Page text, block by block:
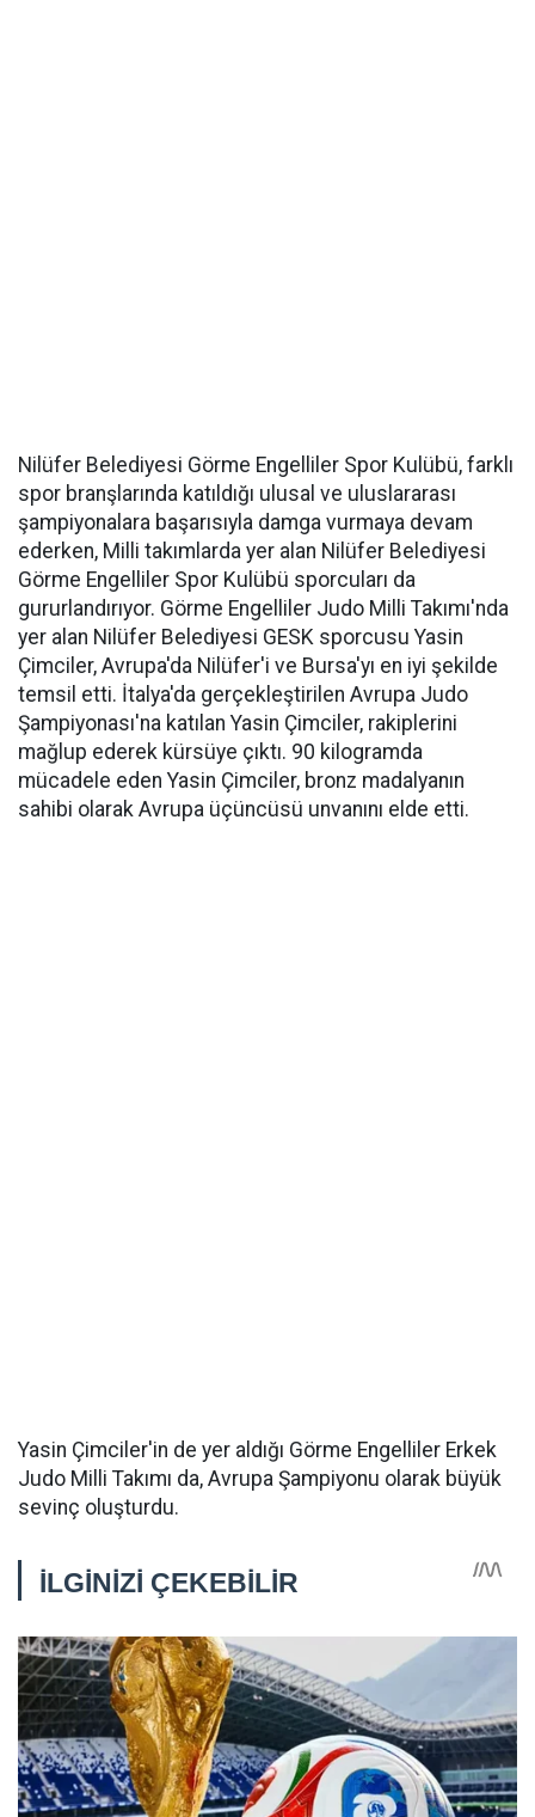
Nilüfer Belediyesi Görme Engelliler Spor Kulübü, farklı
spor branşlarında katıldığı ulusal ve uluslararası
şampiyonalara başarısıyla damga vurmaya devam
ederken, Milli takımlarda yer alan Nilüfer Belediyesi
Görme Engelliler Spor Kulübü sporcuları da
gururlandırıyor. Görme Engelliler Judo Milli Takımı'nda
yer alan Nilüfer Belediyesi GESK sporcusu Yasin
Çimciler, Avrupa'da Nilüfer'i ve Bursa'yı en iyi şekilde
temsil etti. İtalya'da gerçekleştirilen Avrupa Judo
Şampiyonası'na katılan Yasin Çimciler, rakiplerini
mağlup ederek kürsüye çıktı. 90 kilogramda
mücadele eden Yasin Çimciler, bronz madalyanın
sahibi olarak Avrupa üçüncüsü unvanını elde etti.
Yasin Çimciler'in de yer aldığı Görme Engelliler Erkek
Judo Milli Takımı da, Avrupa Şampiyonu olarak büyük
sevinç oluşturdu.